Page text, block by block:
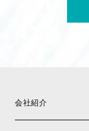
会社紹介